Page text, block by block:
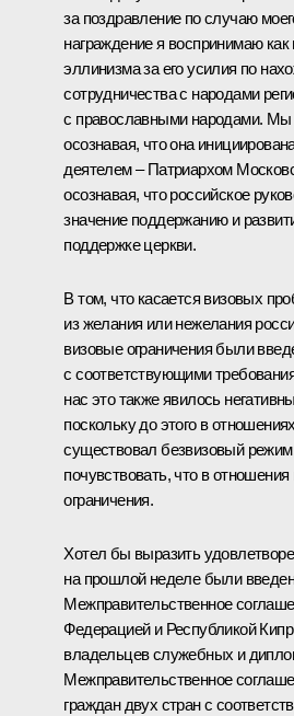
за поздравление по случаю
награждение я воспринимаю как
эллинизма за его усилия по
сотрудничества с народами
с православными народами. Мы
осознавая, что она
деятелем – Патриархом
осознавая, что российское
значение поддержанию и
поддержке церкви.
В том, что касается визовых
из желания или нежелания
визовые ограничения были
с соответствующими
нас это также явилось
поскольку до этого в
существовал безвизовый
почувствовать, что в
ограничения.
Хотел бы выразить
на прошлой неделе были
Межправительственное
Федерацией и Республикой
владельцев служебных и
Межправительственное
граждан двух стран с